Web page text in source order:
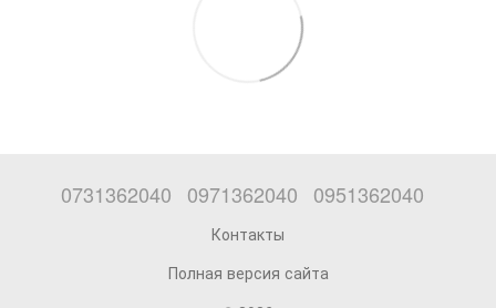
0731362040 0971362040 0951362040
Контакты
Полная версия сайта